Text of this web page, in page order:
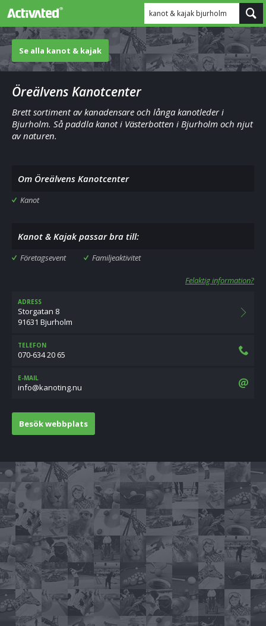
kanot & kajak bjurholm
Se alla kanot & kajak
Öreälvens Kanotcenter
Brett sortiment av kanadensare och långa kanotleder i
Bjurholm. Så paddla kanot i Västerbotten i Bjurholm och njut
av naturen.
Om Öreälvens Kanotcenter
Kanot
Kanot & Kajak passar bra till:
Företagsevent Familjeaktivitet
Felaktig information?
ADRESS
Storgatan 8
91631 Bjurholm
TELEFON
070-634 20 65
E-MAIL
un.gnitonak@ofni
Besök webbplats